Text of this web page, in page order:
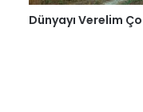
Dünyayı Verelim